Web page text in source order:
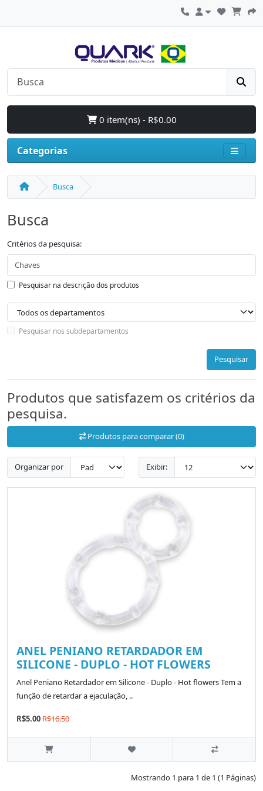
0 item(ns) - R$0.00
Categorias
Busca
Busca
Critérios da pesquisa:
Pesquisar na descrição dos produtos
Pesquisar nos subdepartamentos
Pesquisar
Produtos que satisfazem os critérios da
pesquisa.
Produtos para comparar (0)
Organizar por Exibir:
ANEL PENIANO RETARDADOR EM
SILICONE - DUPLO - HOT FLOWERS
Anel Peniano Retardador em Silicone - Duplo - Hot flowers Tem a
função de retardar a ejaculação, ..
R$5.00R$16.50
Mostrando 1 para 1 de 1 (1 Páginas)